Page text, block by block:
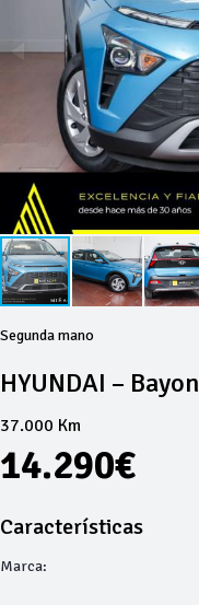
Segunda mano
HYUNDAI – Bayon
37.000 Km
14.290€
Características
Marca: